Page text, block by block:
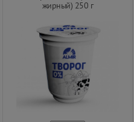
жирный) 250 г